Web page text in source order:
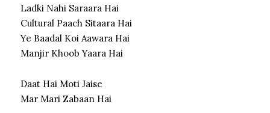
Ladki Nahi Saraara Hai
Cultural Paach Sitaara Hai
Ye Baadal Koi Aawara Hai
Manjir Khoob Yaara Hai
Daat Hai Moti Jaise
Mar Mari Zabaan Hai